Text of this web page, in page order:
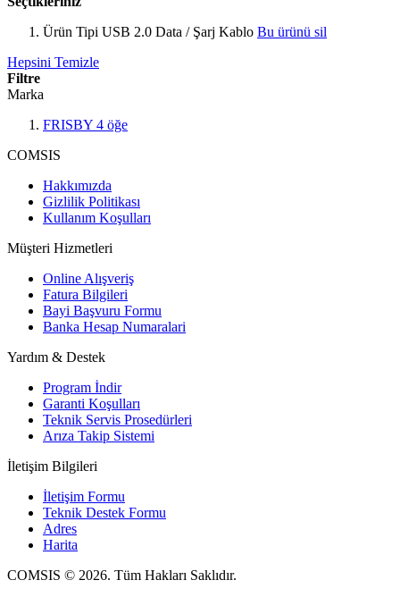
Ürün Tipi USB 2.0 Data / Şarj Kablo Bu ürünü sil
Hepsini Temizle
Filtre
Marka
FRISBY 4 öğe
COMSIS
Hakkımızda
Gizlilik Politikası
Kullanım Koşulları
Müşteri Hizmetleri
Online Alışveriş
Fatura Bilgileri
Bayi Başvuru Formu
Banka Hesap Numaralari
Yardım & Destek
Program İndir
Garanti Koşulları
Teknik Servis Prosedürleri
Arıza Takip Sistemi
İletişim Bilgileri
İletişim Formu
Teknik Destek Formu
Adres
Harita
COMSIS © 2026. Tüm Hakları Saklıdır.